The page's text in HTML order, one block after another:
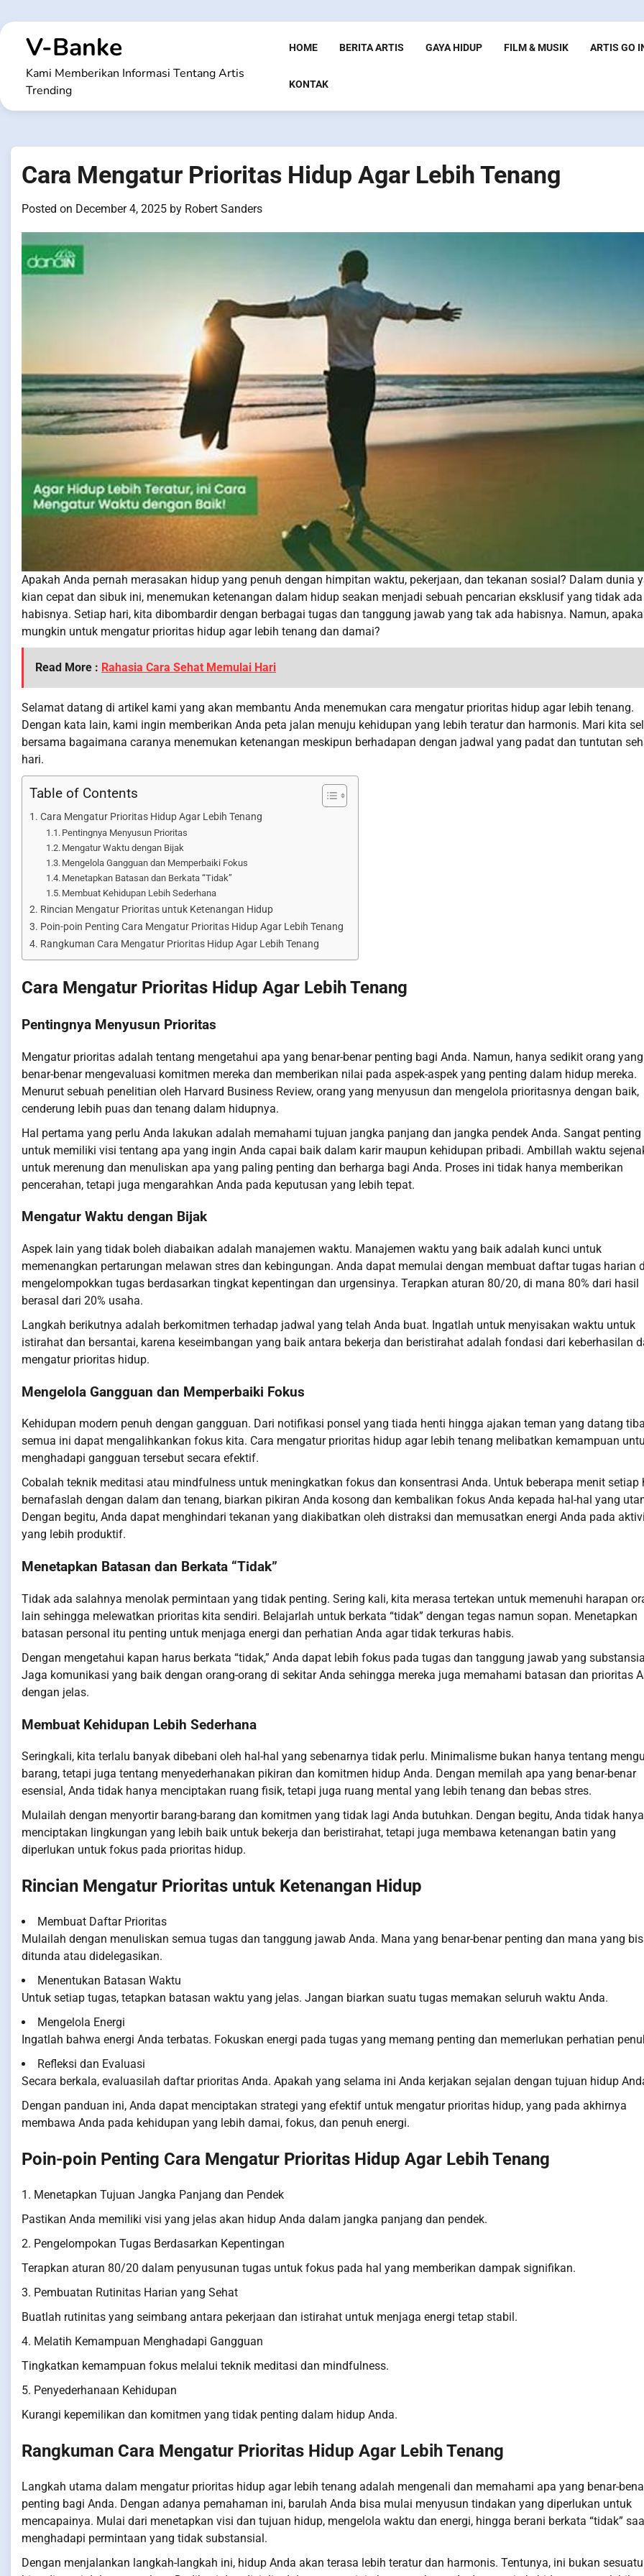
to
contentV-Banke
Kami Memberikan Informasi Tentang Artis
Trending
HOME BERITA ARTIS GAYA HIDUP FILM & MUSIK ARTIS GO
KONTAK
Cara Mengatur Prioritas Hidup Agar Lebih Tenang
Posted on December 4, 2025 by Robert Sanders
Apakah Anda pernah merasakan hidup yang penuh dengan himpitan waktu, pekerjaan, dan tekanan sosial? Dalam dunia
kian cepat dan sibuk ini, menemukan ketenangan dalam hidup seakan menjadi sebuah pencarian eksklusif yang tidak ada
habisnya. Setiap hari, kita dibombardir dengan berbagai tugas dan tanggung jawab yang tak ada habisnya. Namun,
mungkin untuk mengatur prioritas hidup agar lebih tenang dan damai?
Read More : Rahasia Cara Sehat Memulai Hari
Selamat datang di artikel kami yang akan membantu Anda menemukan cara mengatur prioritas hidup agar lebih tenang.
Dengan kata lain, kami ingin memberikan Anda peta jalan menuju kehidupan yang lebih teratur dan harmonis. Mari kita
bersama bagaimana caranya menemukan ketenangan meskipun berhadapan dengan jadwal yang padat dan tuntutan
hari.
Table of Contents
Cara Mengatur Prioritas Hidup Agar Lebih Tenang
Pentingnya Menyusun Prioritas
Mengatur Waktu dengan Bijak
Mengelola Gangguan dan Memperbaiki Fokus
Menetapkan Batasan dan Berkata “Tidak”
Membuat Kehidupan Lebih Sederhana
Rincian Mengatur Prioritas untuk Ketenangan Hidup
Poin-poin Penting Cara Mengatur Prioritas Hidup Agar Lebih Tenang
Rangkuman Cara Mengatur Prioritas Hidup Agar Lebih Tenang
Cara Mengatur Prioritas Hidup Agar Lebih Tenang
Pentingnya Menyusun Prioritas
Mengatur prioritas adalah tentang mengetahui apa yang benar-benar penting bagi Anda. Namun, hanya sedikit orang yang
benar-benar mengevaluasi komitmen mereka dan memberikan nilai pada aspek-aspek yang penting dalam hidup mereka.
Menurut sebuah penelitian oleh Harvard Business Review, orang yang menyusun dan mengelola prioritasnya dengan baik,
cenderung lebih puas dan tenang dalam hidupnya.
Hal pertama yang perlu Anda lakukan adalah memahami tujuan jangka panjang dan jangka pendek Anda. Sangat penting
untuk memiliki visi tentang apa yang ingin Anda capai baik dalam karir maupun kehidupan pribadi. Ambillah waktu
untuk merenung dan menuliskan apa yang paling penting dan berharga bagi Anda. Proses ini tidak hanya memberikan
pencerahan, tetapi juga mengarahkan Anda pada keputusan yang lebih tepat.
Mengatur Waktu dengan Bijak
Aspek lain yang tidak boleh diabaikan adalah manajemen waktu. Manajemen waktu yang baik adalah kunci untuk
memenangkan pertarungan melawan stres dan kebingungan. Anda dapat memulai dengan membuat daftar tugas harian
mengelompokkan tugas berdasarkan tingkat kepentingan dan urgensinya. Terapkan aturan 80/20, di mana 80% dari hasil
berasal dari 20% usaha.
Langkah berikutnya adalah berkomitmen terhadap jadwal yang telah Anda buat. Ingatlah untuk menyisakan waktu untuk
istirahat dan bersantai, karena keseimbangan yang baik antara bekerja dan beristirahat adalah fondasi dari keberhasilan
mengatur prioritas hidup.
Mengelola Gangguan dan Memperbaiki Fokus
Kehidupan modern penuh dengan gangguan. Dari notifikasi ponsel yang tiada henti hingga ajakan teman yang datang
semua ini dapat mengalihkankan fokus kita. Cara mengatur prioritas hidup agar lebih tenang melibatkan kemampuan
menghadapi gangguan tersebut secara efektif.
Cobalah teknik meditasi atau mindfulness untuk meningkatkan fokus dan konsentrasi Anda. Untuk beberapa menit setiap
bernafaslah dengan dalam dan tenang, biarkan pikiran Anda kosong dan kembalikan fokus Anda kepada hal-hal yang
Dengan begitu, Anda dapat menghindari tekanan yang diakibatkan oleh distraksi dan memusatkan energi Anda pada
yang lebih produktif.
Menetapkan Batasan dan Berkata “Tidak”
Tidak ada salahnya menolak permintaan yang tidak penting. Sering kali, kita merasa tertekan untuk memenuhi harapan
lain sehingga melewatkan prioritas kita sendiri. Belajarlah untuk berkata “tidak” dengan tegas namun sopan. Menetapkan
batasan personal itu penting untuk menjaga energi dan perhatian Anda agar tidak terkuras habis.
Dengan mengetahui kapan harus berkata “tidak,” Anda dapat lebih fokus pada tugas dan tanggung jawab yang
Jaga komunikasi yang baik dengan orang-orang di sekitar Anda sehingga mereka juga memahami batasan dan prioritas
dengan jelas.
Membuat Kehidupan Lebih Sederhana
Seringkali, kita terlalu banyak dibebani oleh hal-hal yang sebenarnya tidak perlu. Minimalisme bukan hanya tentang
barang, tetapi juga tentang menyederhanakan pikiran dan komitmen hidup Anda. Dengan memilah apa yang benar-benar
esensial, Anda tidak hanya menciptakan ruang fisik, tetapi juga ruang mental yang lebih tenang dan bebas stres.
Mulailah dengan menyortir barang-barang dan komitmen yang tidak lagi Anda butuhkan. Dengan begitu, Anda tidak hanya
menciptakan lingkungan yang lebih baik untuk bekerja dan beristirahat, tetapi juga membawa ketenangan batin yang
diperlukan untuk fokus pada prioritas hidup.
Rincian Mengatur Prioritas untuk Ketenangan Hidup
Membuat Daftar Prioritas
Mulailah dengan menuliskan semua tugas dan tanggung jawab Anda. Mana yang benar-benar penting dan mana yang
ditunda atau didelegasikan.
Menentukan Batasan Waktu
Untuk setiap tugas, tetapkan batasan waktu yang jelas. Jangan biarkan suatu tugas memakan seluruh waktu Anda.
Mengelola Energi
Ingatlah bahwa energi Anda terbatas. Fokuskan energi pada tugas yang memang penting dan memerlukan perhatian
Refleksi dan Evaluasi
Secara berkala, evaluasilah daftar prioritas Anda. Apakah yang selama ini Anda kerjakan sejalan dengan tujuan hidup
Dengan panduan ini, Anda dapat menciptakan strategi yang efektif untuk mengatur prioritas hidup, yang pada akhirnya
membawa Anda pada kehidupan yang lebih damai, fokus, dan penuh energi.
Poin-poin Penting Cara Mengatur Prioritas Hidup Agar Lebih Tenang
1. Menetapkan Tujuan Jangka Panjang dan Pendek
Pastikan Anda memiliki visi yang jelas akan hidup Anda dalam jangka panjang dan pendek.
2. Pengelompokan Tugas Berdasarkan Kepentingan
Terapkan aturan 80/20 dalam penyusunan tugas untuk fokus pada hal yang memberikan dampak signifikan.
3. Pembuatan Rutinitas Harian yang Sehat
Buatlah rutinitas yang seimbang antara pekerjaan dan istirahat untuk menjaga energi tetap stabil.
4. Melatih Kemampuan Menghadapi Gangguan
Tingkatkan kemampuan fokus melalui teknik meditasi dan mindfulness.
5. Penyederhanaan Kehidupan
Kurangi kepemilikan dan komitmen yang tidak penting dalam hidup Anda.
Rangkuman Cara Mengatur Prioritas Hidup Agar Lebih Tenang
Langkah utama dalam mengatur prioritas hidup agar lebih tenang adalah mengenali dan memahami apa yang benar-
penting bagi Anda. Dengan adanya pemahaman ini, barulah Anda bisa mulai menyusun tindakan yang diperlukan untuk
mencapainya. Mulai dari menetapkan visi dan tujuan hidup, mengelola waktu dan energi, hingga berani berkata “tidak”
menghadapi permintaan yang tidak substansial.
Dengan menjalankan langkah-langkah ini, hidup Anda akan terasa lebih teratur dan harmonis. Tentunya, ini bukan